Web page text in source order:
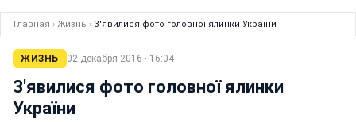
Главная › Жизнь › З'явилися фото головної ялинки України
ЖИЗНЬ 02 декабря 2016 · 16:04
З'явилися фото головної ялинки
України